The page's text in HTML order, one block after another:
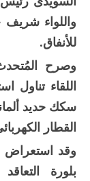
واللواء شريف
للأنفاق.
وصرح
اللقاء تناول
سكك حديد
القطار
وقد استعراض
بلورة